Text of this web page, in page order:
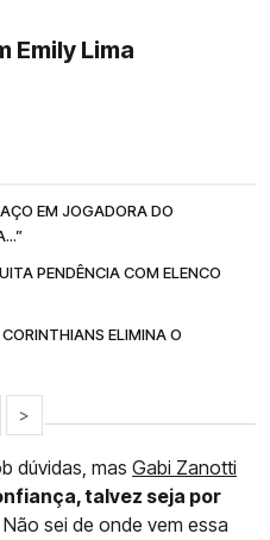
Emily Lima
EM JOGADORA DO
PENDÊNCIA COM ELENCO
ELIMINA O
>
dúvidas, mas Gabi Zanotti
talvez seja por
Não sei de onde vem essa